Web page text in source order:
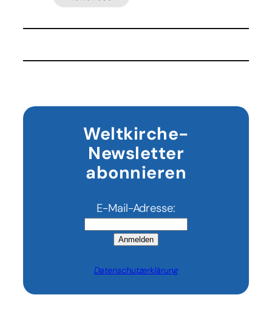
2026
Weltkirche-
Newsletter
abonnieren
E-Mail-Adresse:
Anmelden
Datenschutzerklärung